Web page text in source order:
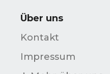
Über uns
Kontakt
Impressum